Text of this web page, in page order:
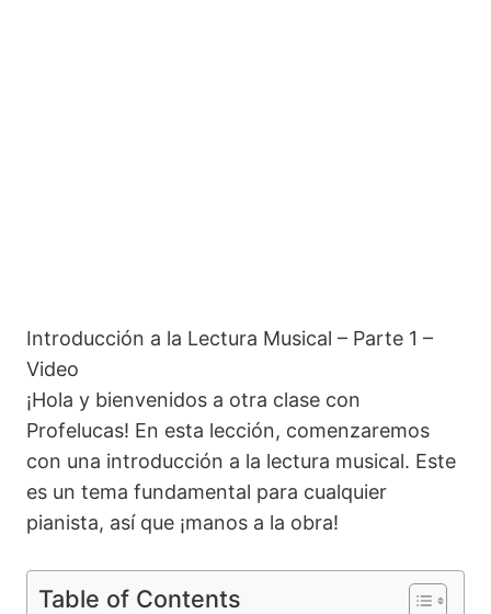
Introducción a la Lectura Musical – Parte 1 –
Video
¡Hola y bienvenidos a otra clase con
Profelucas! En esta lección, comenzaremos
con una introducción a la lectura musical. Este
es un tema fundamental para cualquier
pianista, así que ¡manos a la obra!
Table of Contents